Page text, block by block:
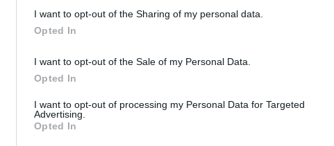
I want to opt-out of the Sharing of my personal data.
Opted In
I want to opt-out of the Sale of my Personal Data.
Opted In
I want to opt-out of processing my Personal Data for Targeted
Advertising.
Opted In